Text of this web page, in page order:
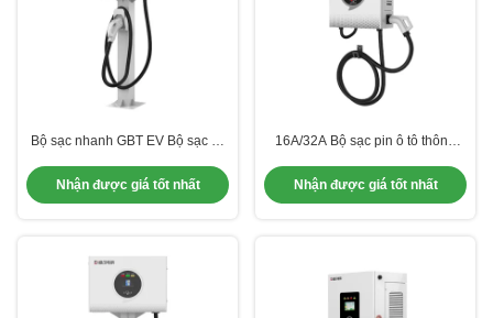
Bộ sạc nhanh GBT EV Bộ sạc xe
quả chuyển đổi cao
Nhận được giá tốt nhất
16A/32A Bộ sạc pin ô tô thông
động
Nhận được giá tốt nhất